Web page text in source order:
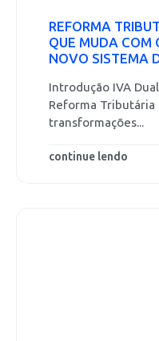
REFORMA
QUE MUDA COM
NOVO SISTEMA
Introdução IVA
Reforma Tributária
transformações...
continue lendo